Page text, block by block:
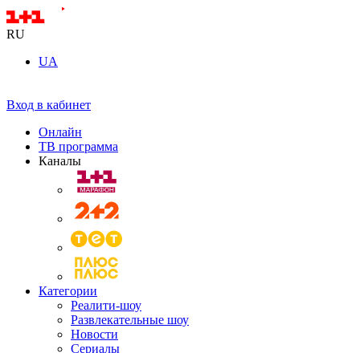
RU
UA
Вход в кабинет
Онлайн
ТВ программа
Каналы
Категории
Реалити-шоу
Развлекательные шоу
Новости
Сериалы